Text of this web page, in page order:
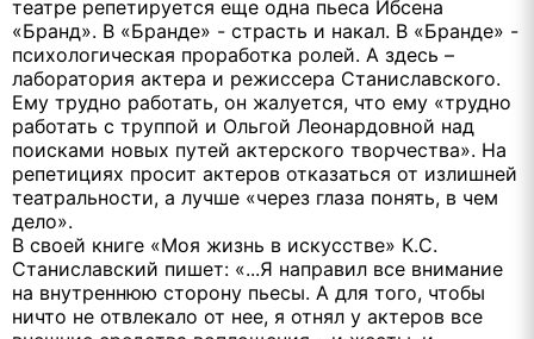
театре репетируется еще одна пьеса Ибсена
«Бранд». В «Бранде» - страсть и накал. В «Бранде» -
психологическая проработка ролей. А здесь –
лаборатория актера и режиссера Станиславского.
Ему трудно работать, он жалуется, что ему «трудно
работать с труппой и Ольгой Леонардовной над
поисками новых путей актерского творчества». На
репетициях просит актеров отказаться от излишней
театральности, а лучше «через глаза понять, в чем
дело».
В своей книге «Моя жизнь в искусстве» К.С.
Станиславский пишет: «...Я направил все внимание
на внутреннюю сторону пьесы. А для того, чтобы
ничто не отвлекало от нее, я отнял у актеров все